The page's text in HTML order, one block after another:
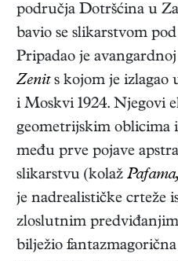
područja Dotršćina u
bavio se slikarstvom
Pripadao je
Zenits kojom je izlagao
i Moskvi 1924. Njegovi
geometrijskim oblicima
među prve pojave
slikarstvu (kolaž Pafama,
je nadrealističke crteže
zloslutnim
bilježio